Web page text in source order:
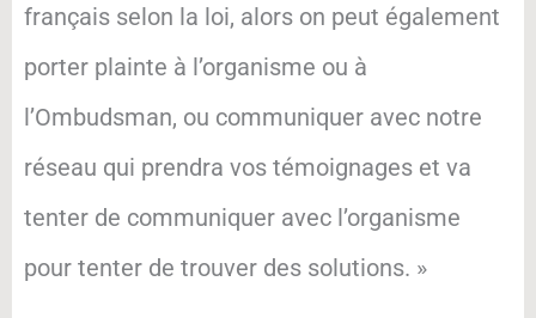
français selon la loi, alors on peut également
porter plainte à l’organisme ou à
l’Ombudsman, ou communiquer avec notre
réseau qui prendra vos témoignages et va
tenter de communiquer avec l’organisme
pour tenter de trouver des solutions. »